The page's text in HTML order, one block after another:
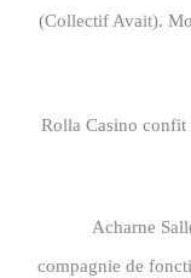
(Collectif Avait).
Rolla Casino confit
Acharne
compagnie de